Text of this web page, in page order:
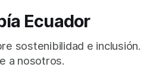
Ecuador
sostenibilidad e inclusión.
a nosotros.